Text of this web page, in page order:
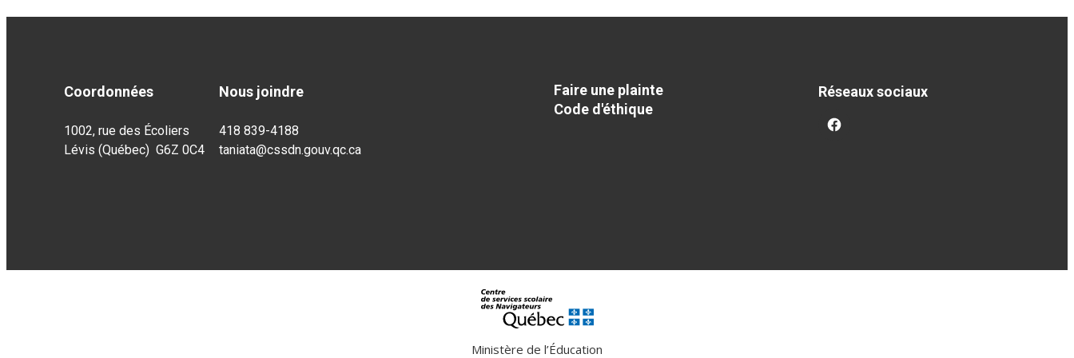
Coordonnées
1002, rue des Écoliers
Lévis (Québec) G6Z 0C4
Nous joindre
418 839-4188
taniata@cssdn.gouv.qc.ca
Faire une plainte
Code d'éthique
Réseaux sociaux
facebook
Ministère de l’Éducation